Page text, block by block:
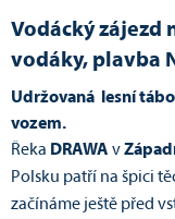
Vodácký zájezd
vodáky, plavba
Udržovaná lesní
vozem.
Řeka DRAWA v
Polsku patří na špici
začínáme ještě před